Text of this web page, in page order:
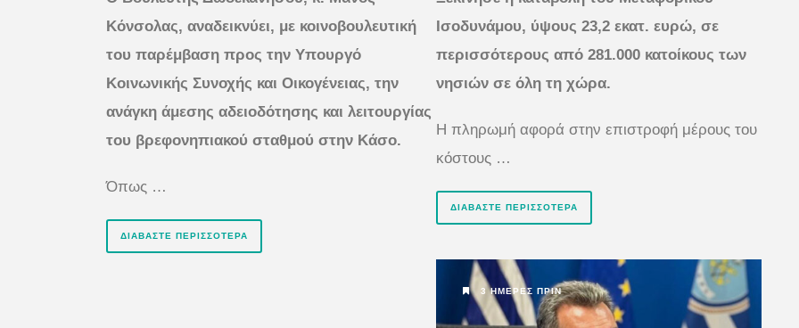
Κόνσολας, αναδεικνύει, με κοινοβουλευτική
του παρέμβαση προς την Υπουργό
Κοινωνικής Συνοχής και Οικογένειας, την
ανάγκη άμεσης αδειοδότησης και λειτουργίας
του βρεφονηπιακού σταθμού στην Κάσο.
Όπως …
ΔΙΑΒΆΣΤΕ ΠΕΡΙΣΣΌΤΕΡΑ
Ισοδυνάμου, ύψους 23,2 εκατ. ευρώ, σε
περισσότερους από 281.000 κατοίκους των
νησιών σε όλη τη χώρα.
Η πληρωμή αφορά στην επιστροφή μέρους του
κόστους …
ΔΙΑΒΆΣΤΕ ΠΕΡΙΣΣΌΤΕΡΑ
3 ΗΜΈΡΕΣ ΠΡΙΝ